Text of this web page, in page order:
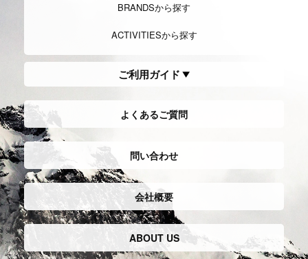
BRANDSから探す
ACTIVITIESから探す
ご利用ガイド
よくあるご質問
問い合わせ
会社概要
ABOUT US